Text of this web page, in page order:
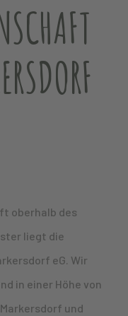
oberhalb des
liegt die
eG. Wir
in einer Höhe von
und